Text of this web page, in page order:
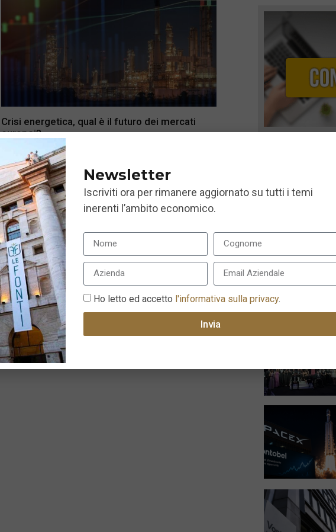
Crisi energetica, qual è il futuro dei mercati
europei?
14 Novembre 2022
I più recenti
Newsletter
Iscriviti ora per rimanere aggiornato su tutti i temi
inerenti l’ambito economico.
Ho letto ed accetto l'informativa sulla privacy.
Invia